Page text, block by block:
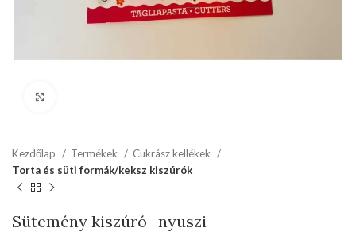
Kezdőlap Termékek
Cukrász kellékek
Torta és süti formák/keksz kiszúrók
Sütemény kiszúró- nyuszi